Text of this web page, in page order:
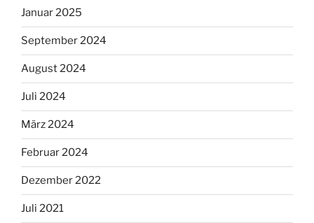
Januar 2025
September 2024
August 2024
Juli 2024
März 2024
Februar 2024
Dezember 2022
Juli 2021